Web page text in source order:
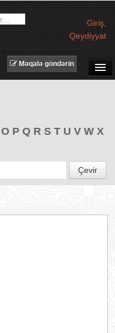
Giriş
Qeydiyyat
TƏDBİRLƏR
PROQRAMLAR
Məqalə göndərin
O P Q R S T U V W X
Çevir